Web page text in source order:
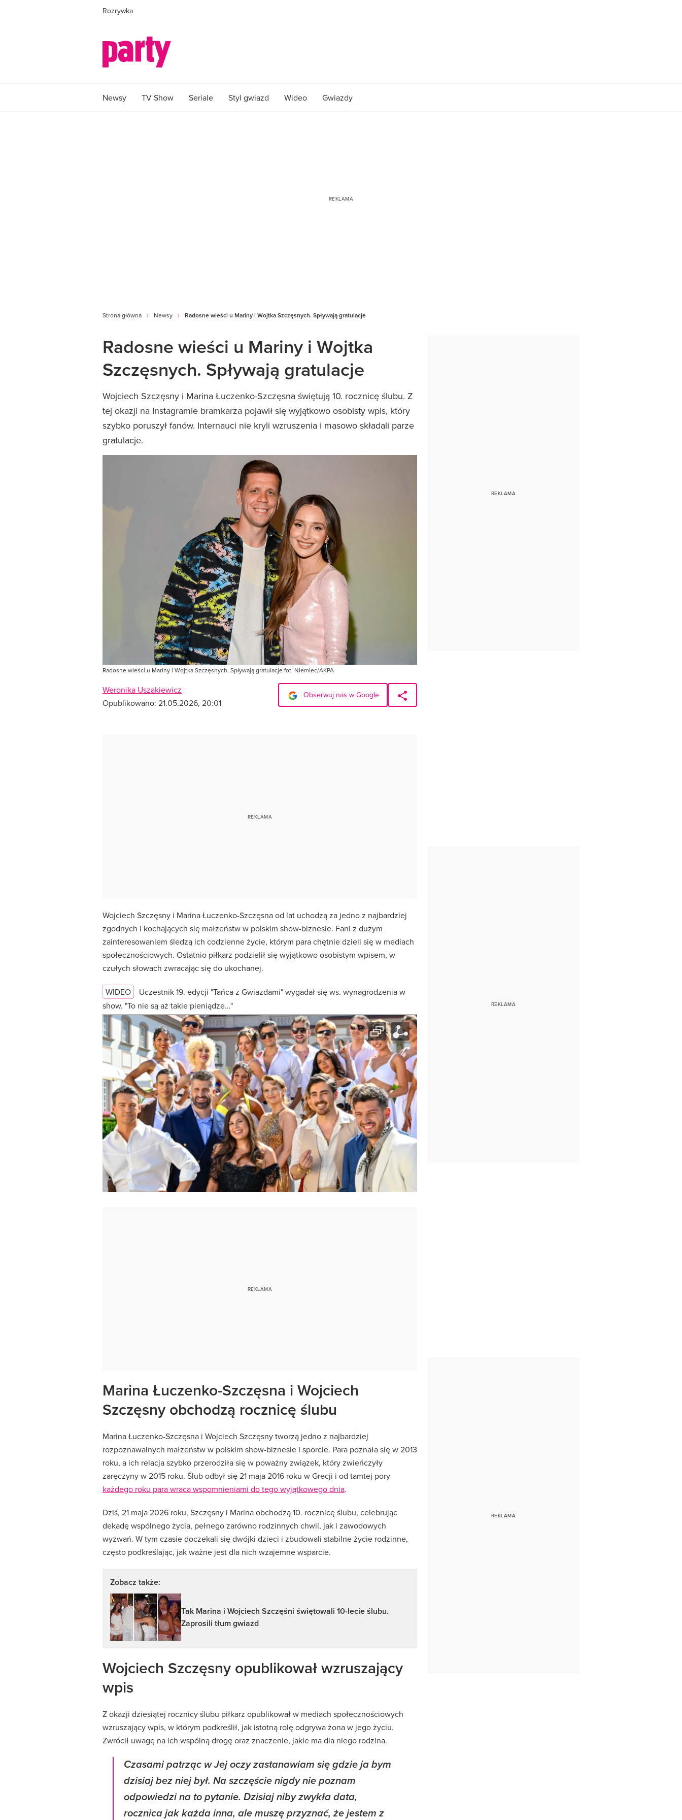
Rozrywka
Newsy TV Show Seriale Styl gwiazd Wideo Gwiazdy
Strona główna Newsy Radosne wieści u Mariny i Wojtka Szczęsnych. Spływają gratulacje
Radosne wieści u Mariny i Wojtka
Szczęsnych. Spływają gratulacje
Wojciech Szczęsny i Marina Łuczenko-Szczęsna świętują 10. rocznicę ślubu. Z
tej okazji na Instagramie bramkarza pojawił się wyjątkowo osobisty wpis, który
szybko poruszył fanów. Internauci nie kryli wzruszenia i masowo składali parze
gratulacje.
Radosne wieści u Mariny i Wojtka Szczęsnych. Spływają gratulacje fot. Niemiec/AKPA
Weronika Uszakiewicz
Opublikowano: 21.05.2026, 20:01
Obserwuj nas w Google
Wojciech Szczęsny i Marina Łuczenko-Szczęsna od lat uchodzą za jedno z najbardziej
zgodnych i kochających się małżeństw w polskim show-biznesie. Fani z dużym
zainteresowaniem śledzą ich codzienne życie, którym para chętnie dzieli się w mediach
społecznościowych. Ostatnio piłkarz podzielił się wyjątkowo osobistym wpisem, w
czułych słowach zwracając się do ukochanej.
WIDEO
Uczestnik 19. edycji "Tańca z Gwiazdami" wygadał się ws. wynagrodzenia w
show. "To nie są aż takie pieniądze..."
Marina Łuczenko-Szczęsna i Wojciech
Szczęsny obchodzą rocznicę ślubu
Marina Łuczenko-Szczęsna i Wojciech Szczęsny tworzą jedno z najbardziej
rozpoznawalnych małżeństw w polskim show-biznesie i sporcie. Para poznała się w 2013
roku, a ich relacja szybko przerodziła się w poważny związek, który zwieńczyły
zaręczyny w 2015 roku. Ślub odbył się 21 maja 2016 roku w Grecji i od tamtej pory
każdego roku para wraca wspomnieniami do tego wyjątkowego dnia.
Dziś, 21 maja 2026 roku, Szczęsny i Marina obchodzą 10. rocznicę ślubu, celebrując
dekadę wspólnego życia, pełnego zarówno rodzinnych chwil, jak i zawodowych
wyzwań. W tym czasie doczekali się dwójki dzieci i zbudowali stabilne życie rodzinne,
często podkreślając, jak ważne jest dla nich wzajemne wsparcie.
Zobacz także:
Tak Marina i Wojciech Szczęśni świętowali 10-lecie ślubu.
Zaprosili tłum gwiazd
Wojciech Szczęsny opublikował wzruszający
wpis
Z okazji dziesiątej rocznicy ślubu piłkarz opublikował w mediach społecznościowych
wzruszający wpis, w którym podkreślił, jak istotną rolę odgrywa żona w jego życiu.
Zwrócił uwagę na ich wspólną drogę oraz znaczenie, jakie ma dla niego rodzina.
Czasami patrząc w Jej oczy zastanawiam się gdzie ja bym
dzisiaj bez niej był. Na szczęście nigdy nie poznam
odpowiedzi na to pytanie. Dzisiaj niby zwykła data,
rocznica jak każda inna, ale muszę przyznać, że jestem z